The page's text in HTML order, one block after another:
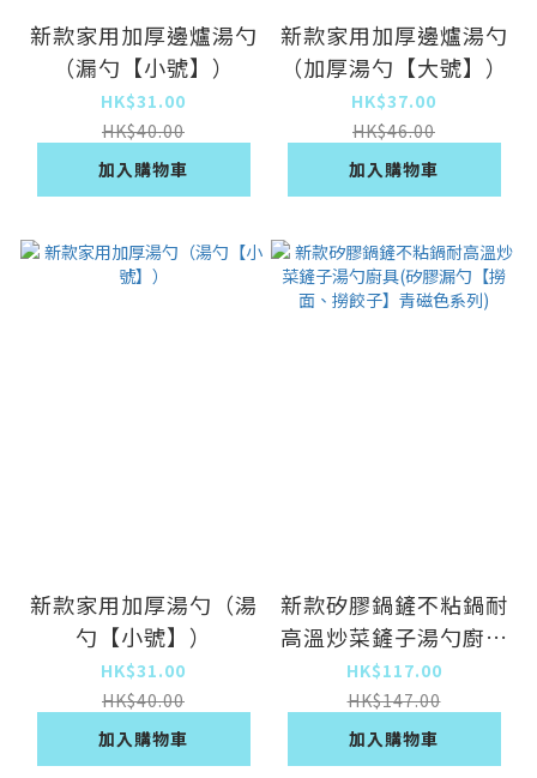
新款家用加厚邊爐湯勺
（漏勺【小號】）
HK$31.00
HK$40.00
加入購物車
新款家用加厚邊爐湯勺
（加厚湯勺【大號】）
HK$37.00
HK$46.00
加入購物車
新款家用加厚湯勺（湯
勺【小號】）
HK$31.00
HK$40.00
加入購物車
新款矽膠鍋鏟不粘鍋耐
高溫炒菜鏟子湯勺廚具
(矽膠漏勺【撈面、撈
餃子】青磁色系列)
HK$117.00
HK$147.00
加入購物車